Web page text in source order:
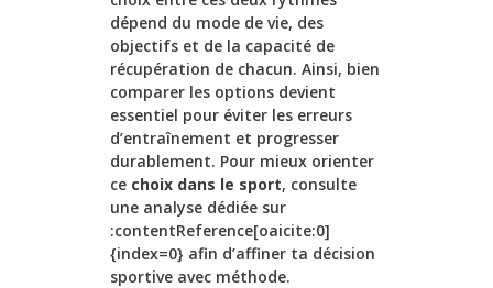
dépend du mode de vie, des
objectifs et de la capacité de
récupération de chacun. Ainsi, bien
comparer les options devient
essentiel pour éviter les erreurs
d’entraînement et progresser
durablement. Pour mieux orienter
ce choix dans le sport, consulte
une analyse dédiée sur
:contentReference[oaicite:0]
{index=0} afin d’affiner ta décision
sportive avec méthode.